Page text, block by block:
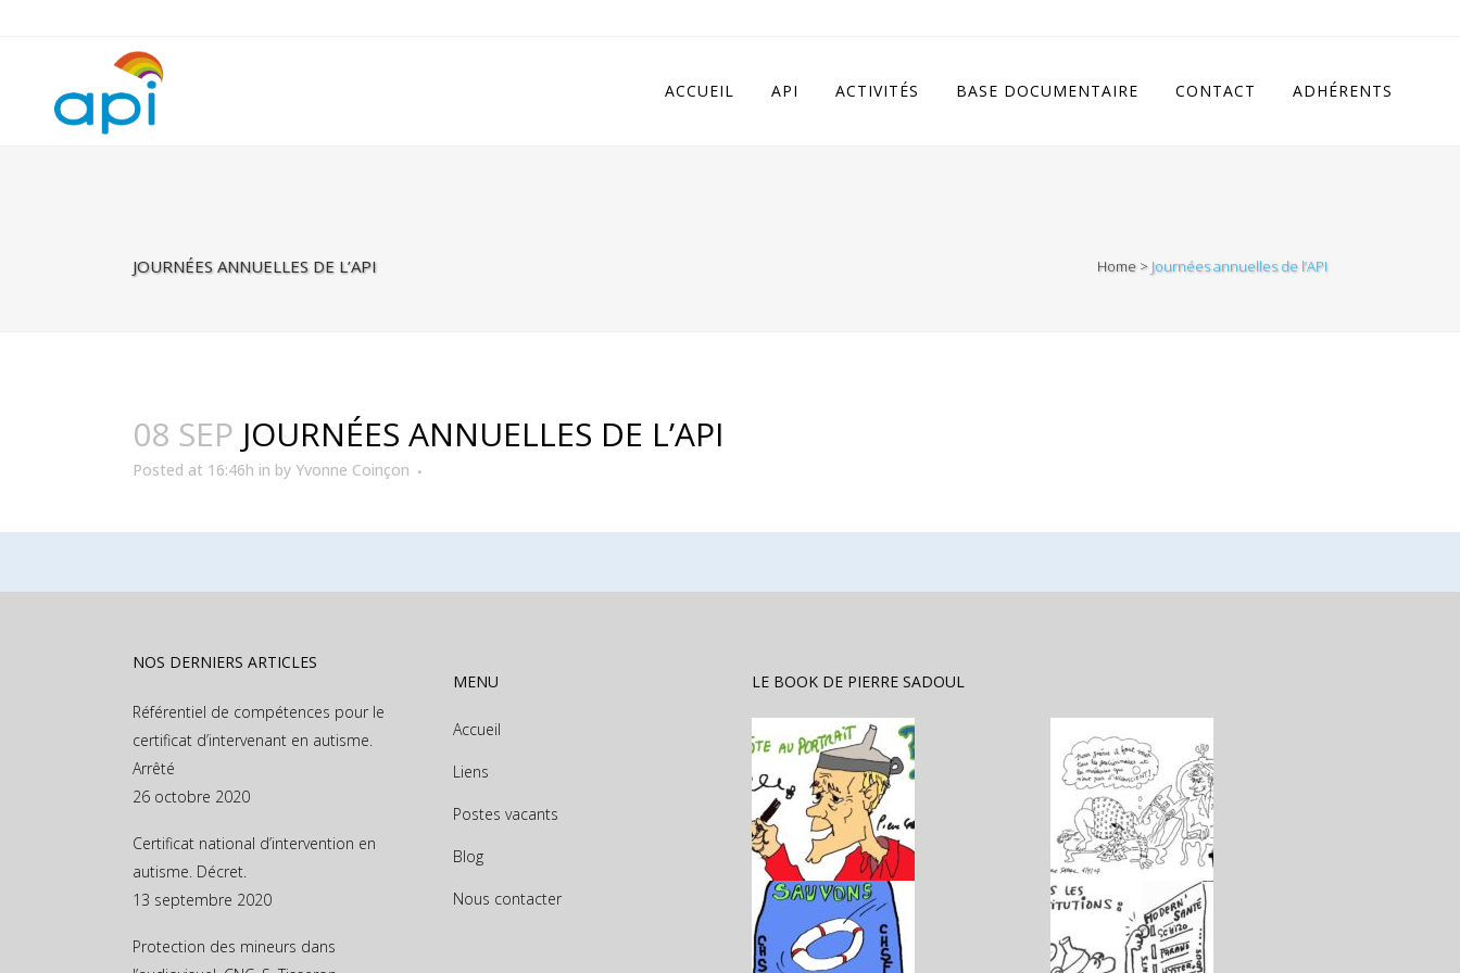
ACCUEIL API ACTIVITÉS BASE DOCUMENTAIRE CONTACT ADHÉRENTS
JOURNÉES ANNUELLES DE L’API Home > Journées annuelles de l’API
08 SEP JOURNÉES ANNUELLES DE L’API
Posted at 16:46h in by Yvonne Coinçon
NOS DERNIERS ARTICLES
Référentiel de compétences pour le
certificat d’intervenant en autisme.
Arrêté
26 octobre 2020
Certificat national d’intervention en
autisme. Décret.
13 septembre 2020
Protection des mineurs dans
MENU
Accueil
Liens
Postes vacants
Blog
Nous contacter
LE BOOK DE PIERRE SADOUL